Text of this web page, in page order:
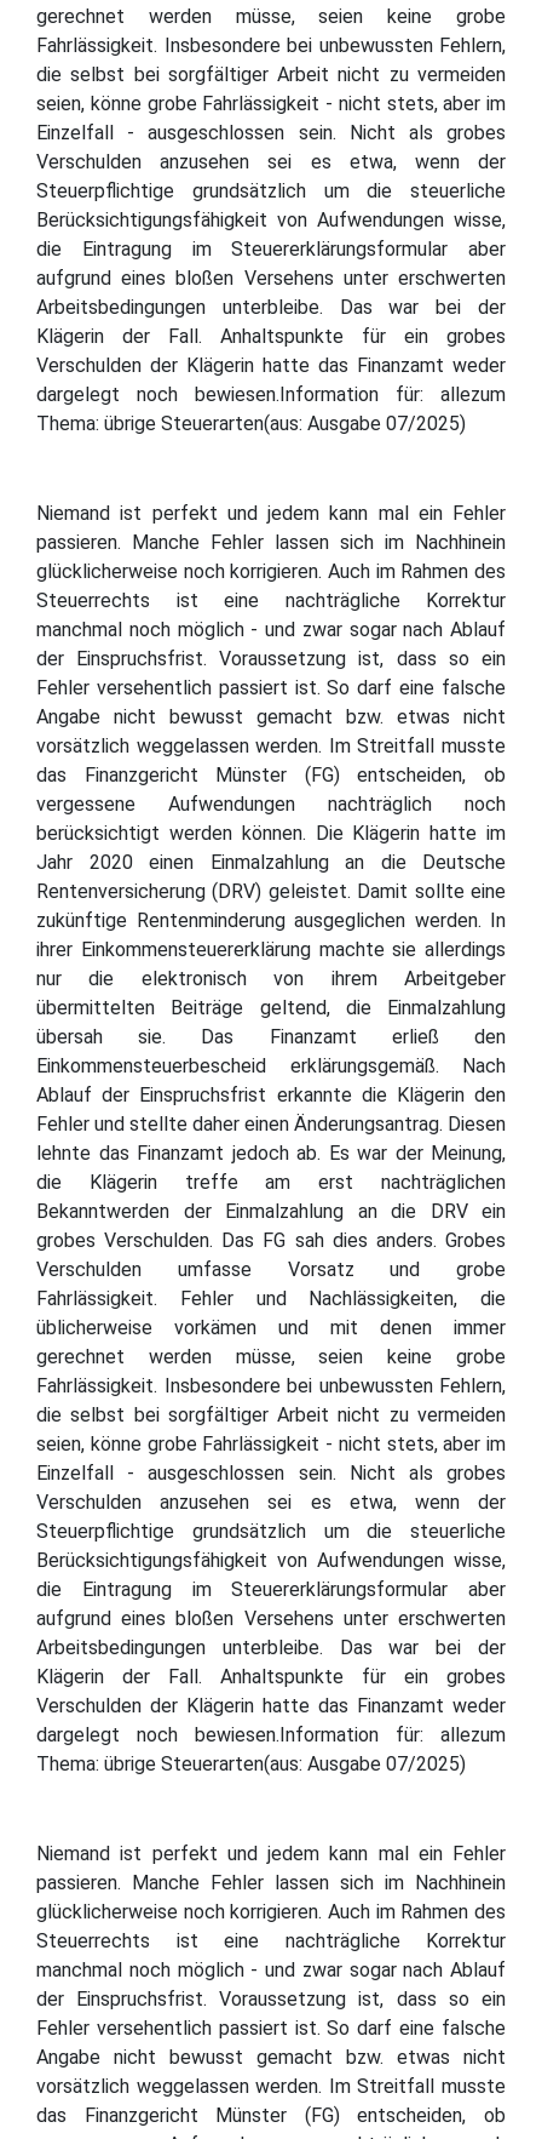
gerechnet werden müsse, seien keine grobe
Fahrlässigkeit. Insbesondere bei unbewussten Fehlern,
die selbst bei sorgfältiger Arbeit nicht zu vermeiden
seien, könne grobe Fahrlässigkeit - nicht stets, aber im
Einzelfall - ausgeschlossen sein. Nicht als grobes
Verschulden anzusehen sei es etwa, wenn der
Steuerpflichtige grundsätzlich um die steuerliche
Berücksichtigungsfähigkeit von Aufwendungen wisse,
die Eintragung im Steuererklärungsformular aber
aufgrund eines bloßen Versehens unter erschwerten
Arbeitsbedingungen unterbleibe. Das war bei der
Klägerin der Fall. Anhaltspunkte für ein grobes
Verschulden der Klägerin hatte das Finanzamt weder
dargelegt noch bewiesen.Information für: allezum
Thema: übrige Steuerarten(aus: Ausgabe 07/2025)
Niemand ist perfekt und jedem kann mal ein Fehler
passieren. Manche Fehler lassen sich im Nachhinein
glücklicherweise noch korrigieren. Auch im Rahmen des
Steuerrechts ist eine nachträgliche Korrektur
manchmal noch möglich - und zwar sogar nach Ablauf
der Einspruchsfrist. Voraussetzung ist, dass so ein
Fehler versehentlich passiert ist. So darf eine falsche
Angabe nicht bewusst gemacht bzw. etwas nicht
vorsätzlich weggelassen werden. Im Streitfall musste
das Finanzgericht Münster (FG) entscheiden, ob
vergessene Aufwendungen nachträglich noch
berücksichtigt werden können. Die Klägerin hatte im
Jahr 2020 einen Einmalzahlung an die Deutsche
Rentenversicherung (DRV) geleistet. Damit sollte eine
zukünftige Rentenminderung ausgeglichen werden. In
ihrer Einkommensteuererklärung machte sie allerdings
nur die elektronisch von ihrem Arbeitgeber
übermittelten Beiträge geltend, die Einmalzahlung
übersah sie. Das Finanzamt erließ den
Einkommensteuerbescheid erklärungsgemäß. Nach
Ablauf der Einspruchsfrist erkannte die Klägerin den
Fehler und stellte daher einen Änderungsantrag. Diesen
lehnte das Finanzamt jedoch ab. Es war der Meinung,
die Klägerin treffe am erst nachträglichen
Bekanntwerden der Einmalzahlung an die DRV ein
grobes Verschulden. Das FG sah dies anders. Grobes
Verschulden umfasse Vorsatz und grobe
Fahrlässigkeit. Fehler und Nachlässigkeiten, die
üblicherweise vorkämen und mit denen immer
gerechnet werden müsse, seien keine grobe
Fahrlässigkeit. Insbesondere bei unbewussten Fehlern,
die selbst bei sorgfältiger Arbeit nicht zu vermeiden
seien, könne grobe Fahrlässigkeit - nicht stets, aber im
Einzelfall - ausgeschlossen sein. Nicht als grobes
Verschulden anzusehen sei es etwa, wenn der
Steuerpflichtige grundsätzlich um die steuerliche
Berücksichtigungsfähigkeit von Aufwendungen wisse,
die Eintragung im Steuererklärungsformular aber
aufgrund eines bloßen Versehens unter erschwerten
Arbeitsbedingungen unterbleibe. Das war bei der
Klägerin der Fall. Anhaltspunkte für ein grobes
Verschulden der Klägerin hatte das Finanzamt weder
dargelegt noch bewiesen.Information für: allezum
Thema: übrige Steuerarten(aus: Ausgabe 07/2025)
Niemand ist perfekt und jedem kann mal ein Fehler
passieren. Manche Fehler lassen sich im Nachhinein
glücklicherweise noch korrigieren. Auch im Rahmen des
Steuerrechts ist eine nachträgliche Korrektur
manchmal noch möglich - und zwar sogar nach Ablauf
der Einspruchsfrist. Voraussetzung ist, dass so ein
Fehler versehentlich passiert ist. So darf eine falsche
Angabe nicht bewusst gemacht bzw. etwas nicht
vorsätzlich weggelassen werden. Im Streitfall musste
das Finanzgericht Münster (FG) entscheiden, ob